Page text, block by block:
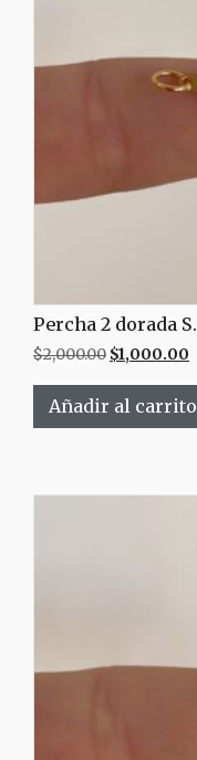
Percha 2 dorada S.
$2,000.00 $1,000.00
Añadir al carrito